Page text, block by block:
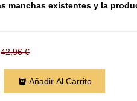
manchas existentes y la
42,96 €
Añadir Al Carrito